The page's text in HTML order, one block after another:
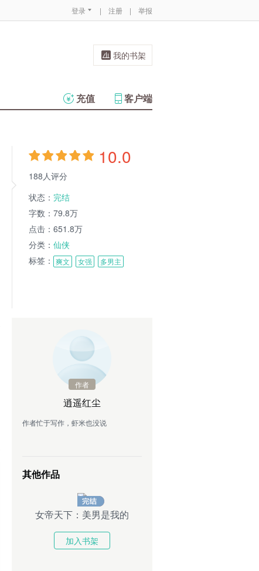
登录 | 注册 | 举报
我的书架
客户端
充值
10.0
188人评分
状态： 完结
字数： 79.8万
点击： 651.8万
分类： 仙侠
标签： 爽文 女强 多男主
作者
逍遥红尘
作者忙于写作，虾米也没说
其他作品
女帝天下：美男是我的
加入书架